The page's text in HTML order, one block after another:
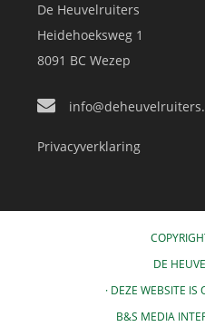
De Heuvelruiters
Heidehoeksweg 1
8091 BC Wezep
Privacyverklaring
DE
· DEZE WEBSITE
B&S MEDIA